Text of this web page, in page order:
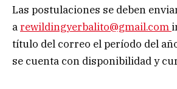
Las postulaciones se deben
arewildingyerbalito@gmail.com
título del correo el período del
se cuenta con disponibilidad y